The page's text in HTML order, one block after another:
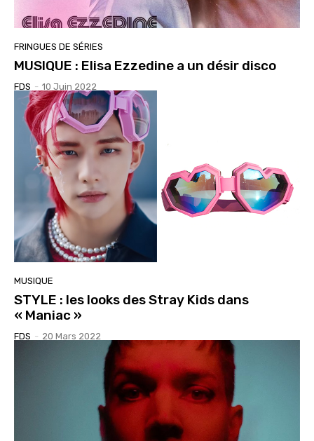
FRINGUES DE SÉRIES
MUSIQUE : Elisa Ezzedine a un désir disco
FDS - 10 Juin 2022
MUSIQUE
STYLE : les looks des Stray Kids dans
« Maniac »
FDS - 20 Mars 2022